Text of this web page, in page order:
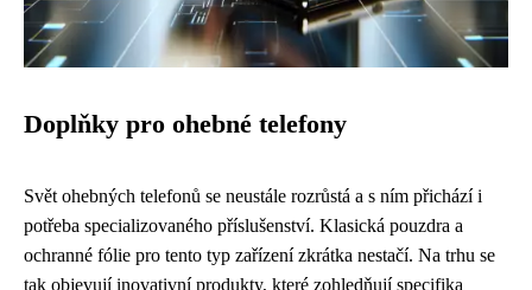
Doplňky pro ohebné telefony
Svět ohebných telefonů se neustále rozrůstá a s ním přichází i
potřeba specializovaného příslušenství. Klasická pouzdra a
ochranné fólie pro tento typ zařízení zkrátka nestačí. Na trhu se
tak objevují inovativní produkty, které zohledňují specifika